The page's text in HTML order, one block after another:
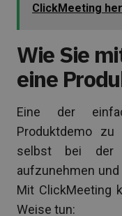
ClickMeeting
Wie Sie
eine
Eine der
Produktdemo
selbst bei der
aufzunehmen
Mit ClickMeeting
Weise tun: